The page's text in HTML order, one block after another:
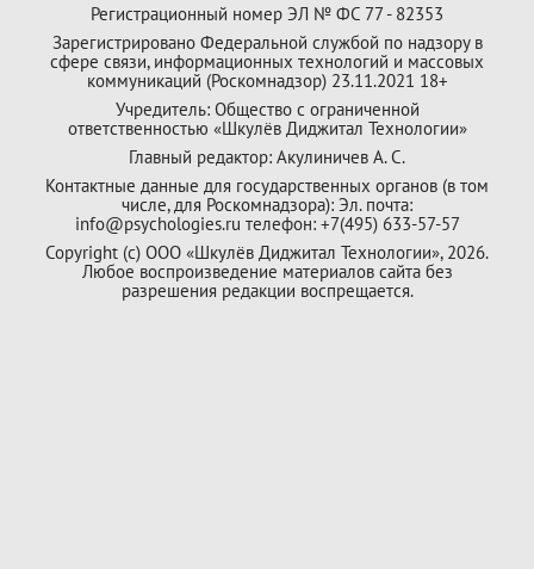
Регистрационный номер ЭЛ № ФС 77 - 82353
Зарегистрировано Федеральной службой по надзору в
сфере связи, информационных технологий и массовых
коммуникаций (Роскомнадзор) 23.11.2021 18+
Учредитель: Общество с ограниченной
ответственностью «Шкулёв Диджитал Технологии»
Главный редактор: Акулиничев А. С.
Контактные данные для государственных органов (в том
числе, для Роскомнадзора): Эл. почта:
info@psychologies.ru телефон: +7(495) 633-57-57
Copyright (с) ООО «Шкулёв Диджитал Технологии», 2026.
Любое воспроизведение материалов сайта без
разрешения редакции воспрещается.